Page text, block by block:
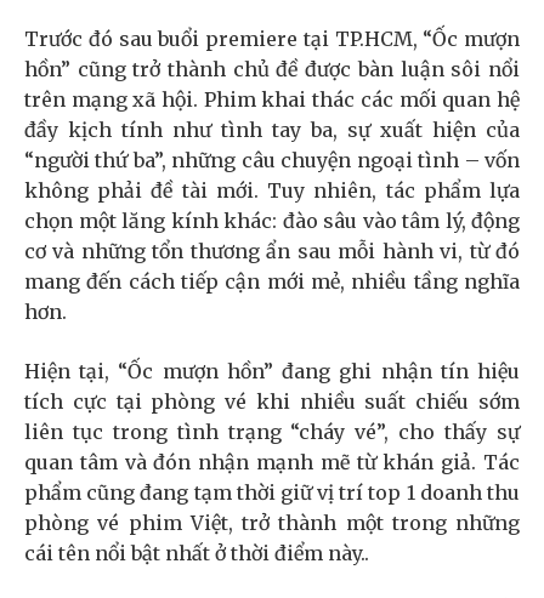
Trước đó sau buổi premiere tại TP.HCM, “Ốc mượn
hồn” cũng trở thành chủ đề được bàn luận sôi nổi
trên mạng xã hội. Phim khai thác các mối quan hệ
đầy kịch tính như tình tay ba, sự xuất hiện của
“người thứ ba”, những câu chuyện ngoại tình – vốn
không phải đề tài mới. Tuy nhiên, tác phẩm lựa
chọn một lăng kính khác: đào sâu vào tâm lý, động
cơ và những tổn thương ẩn sau mỗi hành vi, từ đó
mang đến cách tiếp cận mới mẻ, nhiều tầng nghĩa
hơn.
Hiện tại, “Ốc mượn hồn” đang ghi nhận tín hiệu
tích cực tại phòng vé khi nhiều suất chiếu sớm
liên tục trong tình trạng “cháy vé”, cho thấy sự
quan tâm và đón nhận mạnh mẽ từ khán giả. Tác
phẩm cũng đang tạm thời giữ vị trí top 1 doanh thu
phòng vé phim Việt, trở thành một trong những
cái tên nổi bật nhất ở thời điểm này..